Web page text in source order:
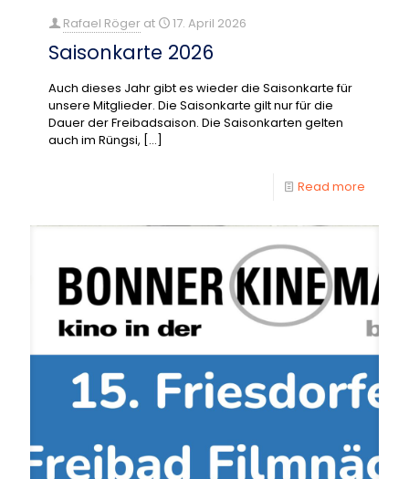
Rafael Röger at 17. April 2026
Saisonkarte 2026
Auch dieses Jahr gibt es wieder die Saisonkarte für
unsere Mitglieder. Die Saisonkarte gilt nur für die
Dauer der Freibadsaison. Die Saisonkarten gelten
auch im Rüngsi, […]
Read more